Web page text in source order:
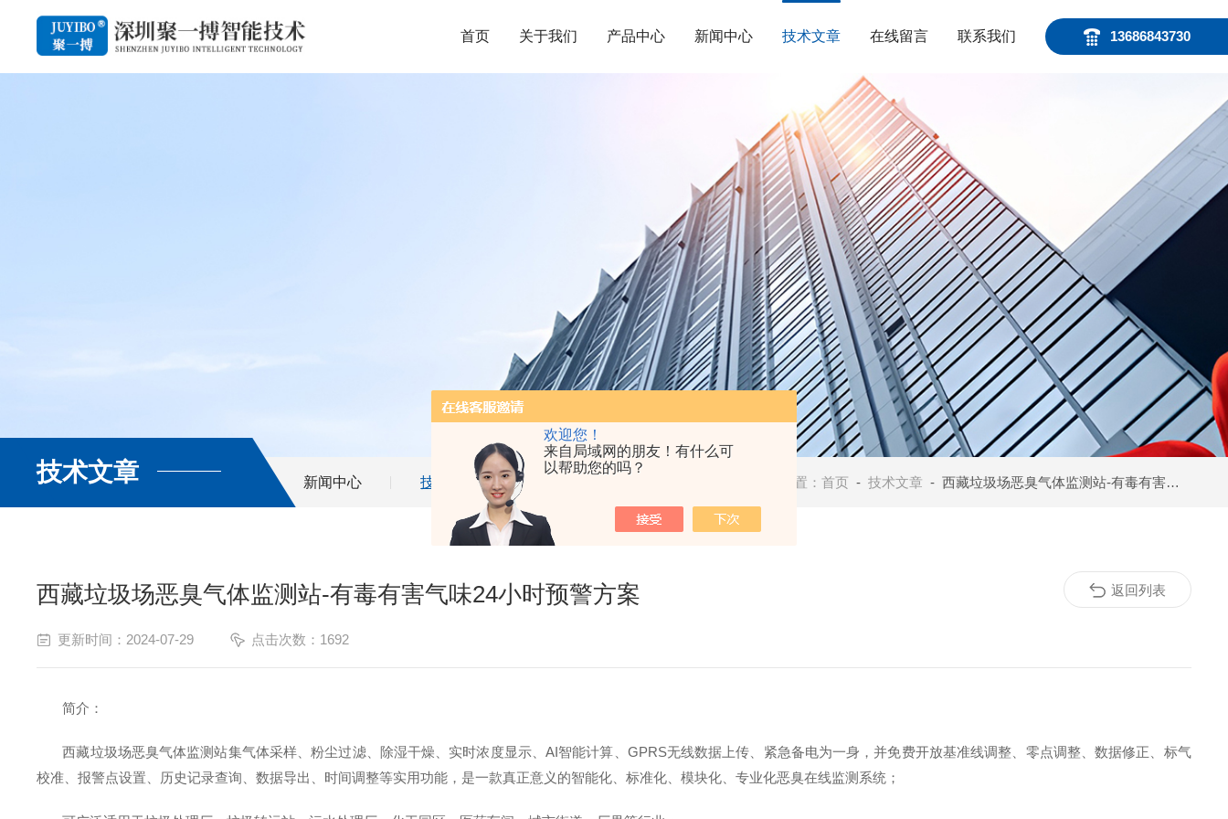
欢迎您！
来自局域网的朋友！有什么可
以帮助您的吗？
13686843730
首页 关于我们 产品中心 新闻中心 技术文章 在线留言 联系我们
技术文章 新闻中心 技术文章 当前位置：首页 -技术文章 - 西藏垃圾场恶臭气体监测站-有毒有害气味24小时预警方案
西藏垃圾场恶臭气体监测站-有毒有害气味24小时预警方案
更新时间：2024-07-29 点击次数：1692
简介：
西藏垃圾场恶臭气体监测站集气体采样、粉尘过滤、除湿干燥、实时浓度显示、AI智能计算、 GPRS无线数据上传、紧急备电为一身，并免费开放基准线调整、零点调整、数据修正、标气
校准、报警点设置、历史记录查询、数据导出、时间调整等实用功能，是一款真正意义的智能化、标准化、模块化、专业化恶臭在线监测系统；
返回列表